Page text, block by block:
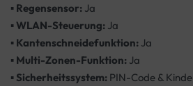
▪ Regensensor: Ja
▪ WLAN-Steuerung: Ja
▪ Kantenschneidefunktion: Ja
▪ Multi-Zonen-Funktion: Ja
▪Sicherheitssystem: PIN-Code &